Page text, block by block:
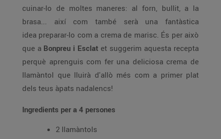
cuinar-lo de moltes maneres: al forn, bullit, a la
brasa... així com també serà una fantàstica
idea preparar-lo com a crema de marisc. És per això
que a Bonpreu i Esclat et suggerim aquesta recepta
perquè aprenguis com fer una deliciosa crema de
llamàntol que lluirà d'allò més com a primer plat
dels teus àpats nadalencs!
Ingredients per a 4 persones
2 llamàntols